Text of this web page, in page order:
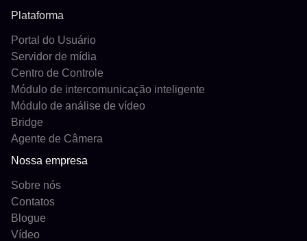
Plataforma
Portal do Usuário
Servidor de mídia
Centro de Controle
Módulo de intercomunicação inteligente
Módulo de análise de vídeo
Bridge
Agente de Câmera
Nossa empresa
Sobre nós
Contatos
Blogue
Vídeo